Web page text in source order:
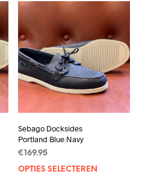
Dit
Sebago Docksides
Portland Blue Navy
€ 169.95
OPTIES SELECTEREN